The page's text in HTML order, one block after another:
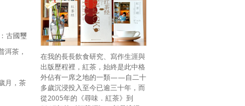
古國璽
洱茶，
月，茶
在我的長長飲食研究、寫作生涯與
出版歷程裡，紅茶，始終是此中格
外佔有一席之地的一類——自二十
多歲沉浸投入至今已逾三十年，而
從2005年的《尋味．紅茶》到